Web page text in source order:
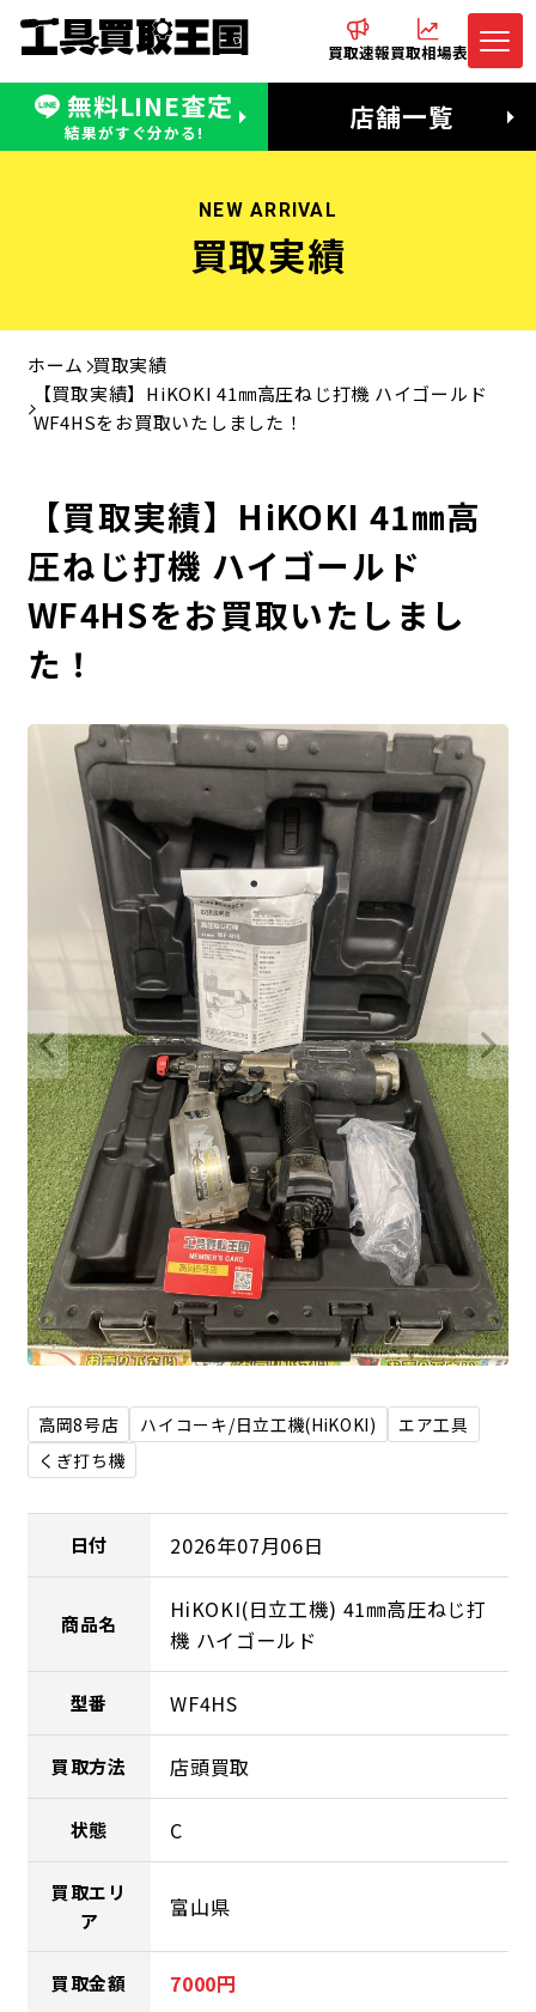
買取速報買取相場表
無料LINE査定
結果がすぐ分かる! 店舗一覧
無料LINE査定
受付：11:00〜19:00 木曜定休日
電話でお問合わせ
営業時間：11:00〜20:00
NEW ARRIVAL
買取実績
ホーム 買取実績
【買取実績】HiKOKI 41㎜高圧ねじ打機 ハイゴールド
WF4HSをお買取いたしました！
【買取実績】HiKOKI 41㎜高
圧ねじ打機 ハイゴールド
WF4HSをお買取いたしまし
た！
高岡8号店 ハイコーキ/日立工機(HiKOKI)
エア工具
くぎ打ち機
日付 2026年07月06日
商品名
HiKOKI(日立工機) 41㎜高圧ねじ打
機 ハイゴールド
型番 WF4HS
買取方法 店頭買取
状態 C
買取エリ
ア
富山県
買取金額 7000円